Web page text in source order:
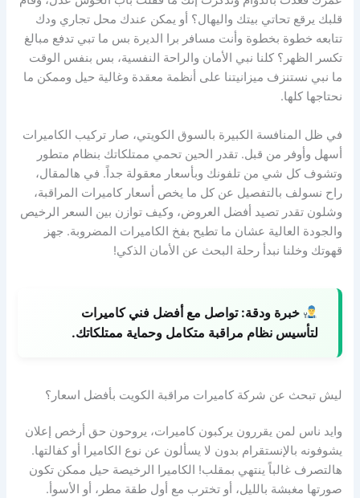
قلبك يرقع تحاتي بيتك واليهال؟ أو يمكن عندك محل تجاري ودك
تتابعه خطوة بخطوة وأنت مسافر برا الديرة بس ما تبي تدفع مبالغ
تكسر الظهر؟ كلنا نبي الأمان والراحة النفسية، بس بنفس الوقت
ما نبي نستنزف ميزانيتنا على أنظمة معقدة وغالية حيل وممكن ما
نحتاجها كلها.
في ظل المنافسة الكبيرة بالسوق الكويتي، صار تركيب الكاميرات
أسهل وأوفر من قبل. تقدر الحين تحمي ممتلكاتك بنظام متطور
وتشوف كل شي من تلفونك وبأسعار معقولة جداً. في هالمقال،
راح نسولف بالتفصيل عن كل ما يخص أسعار كاميرات المراقبة،
وشلون تقدر تصيد أفضل العروض، وكيف توازن بين السعر الرخيص
والجودة العالية عشان ما تطيح بفخ الكاميرات المضروبة. جهز
قهوتك وخلنا نبدأ رحلة البحث عن الأمان الذكي!
خبرة ودقة: تواصل مع أفضل فني كاميرات
لتأسيس نظام مراقبة متكامل وحماية ممتلكاتك.
ليش تبحث عن شركة كاميرات مراقبة الكويت بأفضل اسعار؟
وايد ناس لمن يقررون يركبون كاميرات، يروحون حق أرخص إعلان
يشوفونه بالإنستقرام بدون لا يسألون عن نوع الكاميرا أو كفالتها.
هالتصرف غالباً ينتهي بمقلب! الكاميرا الرخيصة حيل ممكن تكون
صورتها مغبشة بالليل، أو تخترب مع أول طقة مطر، أو الأسوأ.